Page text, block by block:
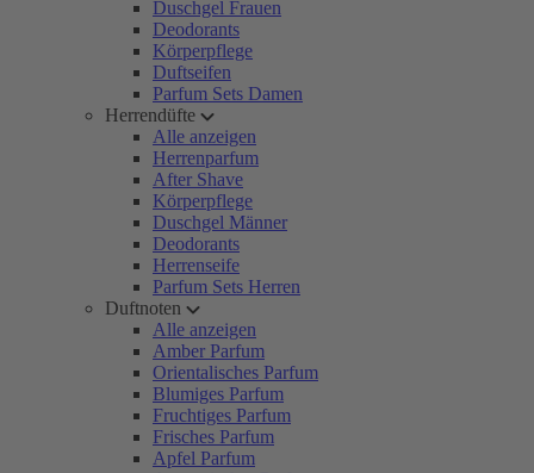
Duschgel Frauen
Deodorants
Körperpflege
Duftseifen
Parfum Sets Damen
Herrendüfte
Alle anzeigen
Herrenparfum
After Shave
Körperpflege
Duschgel Männer
Deodorants
Herrenseife
Parfum Sets Herren
Duftnoten
Alle anzeigen
Amber Parfum
Orientalisches Parfum
Blumiges Parfum
Fruchtiges Parfum
Frisches Parfum
Apfel Parfum